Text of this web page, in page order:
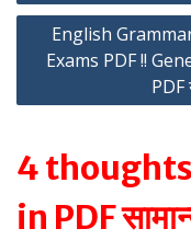
English
Exams PDF !!
4
in PDF